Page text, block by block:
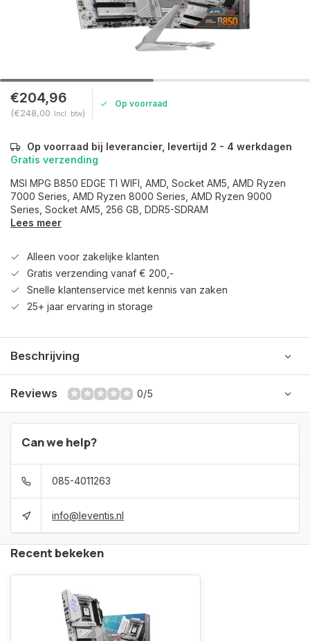
€204,96
(€248,00 Incl. btw)
Op voorraad
Op voorraad bij leverancier, levertijd 2 - 4 werkdagen
Gratis verzending
MSI MPG B850 EDGE TI WIFI, AMD, Socket AM5, AMD Ryzen
7000 Series, AMD Ryzen 8000 Series, AMD Ryzen 9000
Series, Socket AM5, 256 GB, DDR5-SDRAM
Lees meer
Alleen voor zakelijke klanten
Gratis verzending vanaf € 200,-
Snelle klantenservice met kennis van zaken
25+ jaar ervaring in storage
Beschrijving
Reviews 0/5
Can we help?
085-4011263
info@leventis.nl
Recent bekeken